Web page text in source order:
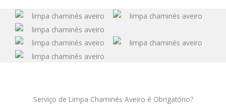
Serviço de Limpa Chaminés Aveiro é Obrigatório?